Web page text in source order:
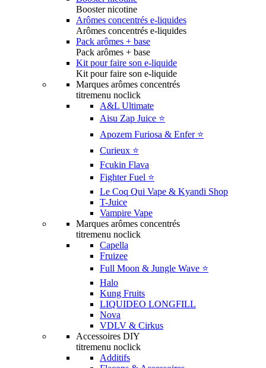
Booster nicotine
Arômes concentrés e-liquides
Arômes concentrés e-liquides
Pack arômes + base
Pack arômes + base
Kit pour faire son e-liquide
Kit pour faire son e-liquide
Marques arômes concentrés
titremenu noclick
A&L Ultimate
Aisu Zap Juice ⭐️
Apozem Furiosa & Enfer ⭐️
Curieux ⭐️
Fcukin Flava
Fighter Fuel ⭐️
Le Coq Qui Vape & Kyandi Shop
T-Juice
Vampire Vape
Marques arômes concentrés
titremenu noclick
Capella
Fruizee
Full Moon & Jungle Wave ⭐️
Halo
Kung Fruits
LIQUIDEO LONGFILL
Nova
VDLV & Cirkus
Accessoires DIY
titremenu noclick
Additifs